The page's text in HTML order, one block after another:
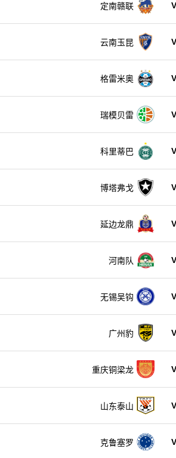
定南赣联 V
云南玉昆 V
格雷米奥 V
瑞模贝雷 V
科里蒂巴 V
博塔弗戈 V
延边龙鼎 V
河南队 V
无锡吴钩 V
广州豹 V
重庆铜梁龙 V
山东泰山 V
克鲁塞罗 V